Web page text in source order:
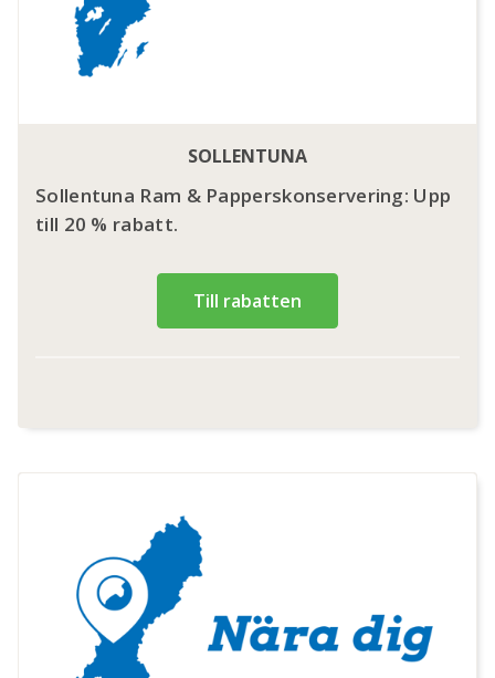
SOLLENTUNA
Sollentuna Ram & Papperskonservering: Upp
till 20 % rabatt.
Till rabatten